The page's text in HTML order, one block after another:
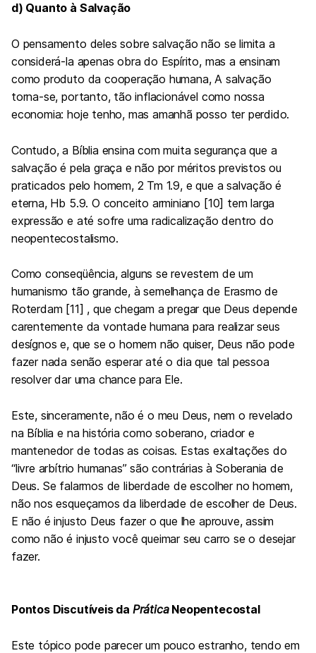
d) Quanto à Salvação
O pensamento deles sobre salvação não se limita a
considerá-la apenas obra do Espírito, mas a ensinam
como produto da cooperação humana, A salvação
torna-se, portanto, tão inflacionável como nossa
economia: hoje tenho, mas amanhã posso ter perdido.
Contudo, a Bíblia ensina com muita segurança que a
salvação é pela graça e não por méritos previstos ou
praticados pelo homem, 2 Tm 1.9, e que a salvação é
eterna, Hb 5.9. O conceito arminiano [10] tem larga
expressão e até sofre uma radicalização dentro do
neopentecostalismo.
Como conseqüência, alguns se revestem de um
humanismo tão grande, à semelhança de Erasmo de
Roterdam [11] , que chegam a pregar que Deus depende
carentemente da vontade humana para realizar seus
desígnos e, que se o homem não quiser, Deus não pode
fazer nada senão esperar até o dia que tal pessoa
resolver dar uma chance para Ele.
Este, sinceramente, não é o meu Deus, nem o revelado
na Bíblia e na história como soberano, criador e
mantenedor de todas as coisas. Estas exaltações do
“livre arbítrio humanas” são contrárias à Soberania de
Deus. Se falarmos de liberdade de escolher no homem,
não nos esqueçamos da liberdade de escolher de Deus.
E não é injusto Deus fazer o que lhe aprouve, assim
como não é injusto você queimar seu carro se o desejar
fazer.
Pontos Discutíveis da PráticaNeopentecostal
Este tópico pode parecer um pouco estranho, tendo em